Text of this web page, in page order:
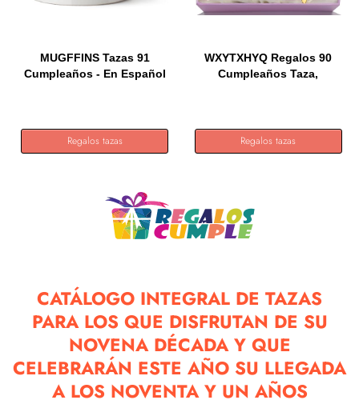
MUGFFINS Tazas 91
Cumpleaños - En Español
Regalos tazas
WXYTXHYQ Regalos 90
Cumpleaños Taza,
Regalos tazas
CATÁLOGO INTEGRAL DE TAZAS
PARA LOS QUE DISFRUTAN DE SU
NOVENA DÉCADA Y QUE
CELEBRARÁN ESTE AÑO SU LLEGADA
A LOS NOVENTA Y UN AÑOS